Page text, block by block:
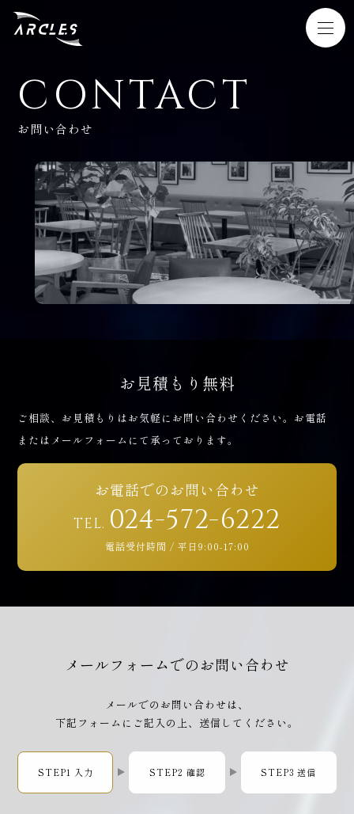
HOME
WORKS
NEWS
COMPANY
電話受付時間 / 平日9:00-17:00
ご相談・お問い合わせ
CONTACT
お問い合わせ
お見積もり無料
ご相談、お見積もりはお気軽にお問い合わせください。 お電話
またはメールフォームにて承っております。
お電話でのお問い合わせ
TEL. 024-572-6222
電話受付時間 / 平日9:00-17:00
メールフォームでのお問い合わせ
メールでのお問い合わせは、
下記フォームにご記入の上、送信してください。
STEP1 入力 STEP2 確認 STEP3 送信